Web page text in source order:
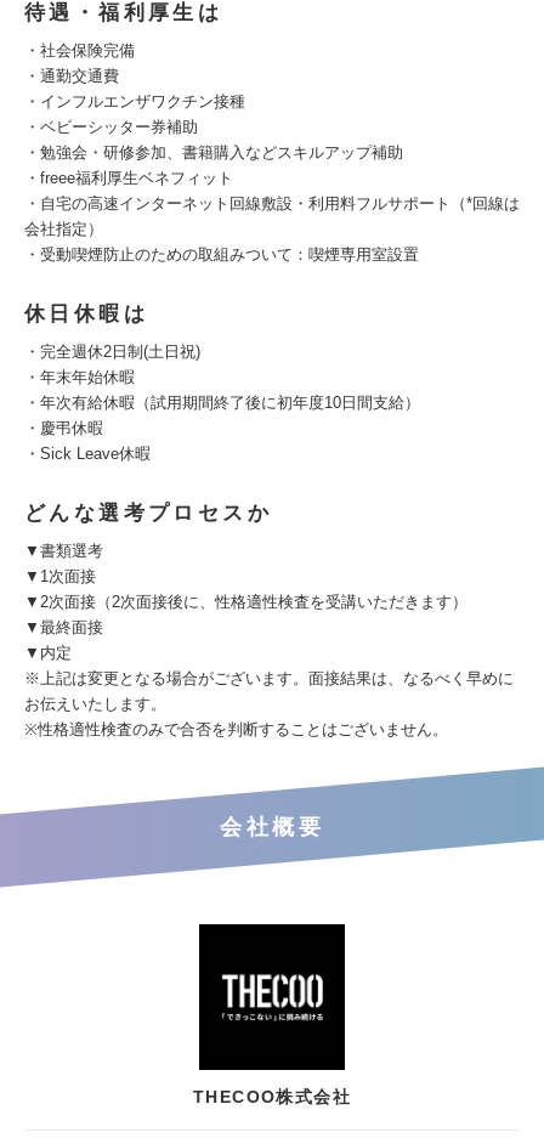
待遇・福利厚生は
・社会保険完備
・通勤交通費
・インフルエンザワクチン接種
・ベビーシッター券補助
・勉強会・研修参加、書籍購入などスキルアップ補助
・freee福利厚生ベネフィット
・自宅の高速インターネット回線敷設・利用料フルサポート（*回線は
会社指定）
・受動喫煙防止のための取組みついて：喫煙専用室設置
休日休暇は
・完全週休2日制(土日祝)
・年末年始休暇
・年次有給休暇（試用期間終了後に初年度10日間支給）
・慶弔休暇
・Sick Leave休暇
どんな選考プロセスか
▼書類選考
▼1次面接
▼2次面接（2次面接後に、性格適性検査を受講いただきます）
▼最終面接
▼内定
※上記は変更となる場合がございます。面接結果は、なるべく早めに
お伝えいたします。
※性格適性検査のみで合否を判断することはございません。
会社概要
THECOO株式会社